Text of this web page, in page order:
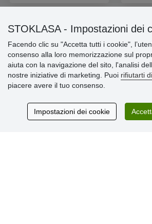
Informazioni importanti
» Impostazioni dei cookie
» Termini & Condizioni
» Informativa sulla Privacy
» Garanzia e resi
» Programma fedeltà
STOKLASA - Impostazioni dei
Facendo clic su "Accetta tutti i cookie",
consenso alla loro memorizzazione sul
aiuta con la navigazione del sito, l'analisi
nostre iniziative di marketing. Puoi rifiutarti
piacere avere il tuo consenso.
Impostazioni dei cookie